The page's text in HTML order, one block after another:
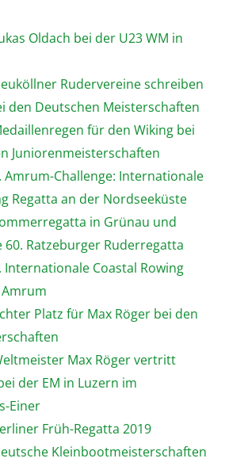
Oldach bei der U23 WM in
Rudervereine schreiben
den Deutschen Meisterschaften
für den Wiking bei
Juniorenmeisterschaften
Amrum-Challenge: Internationale
Regatta an der Nordseeküste
in Grünau und
Ratzeburger Ruderregatta
Internationale Coastal Rowing
Platz für Max Röger bei den
Max Röger vertritt
der EM in Luzern im
Einer
Früh-Regatta 2019
Kleinbootmeisterschaften